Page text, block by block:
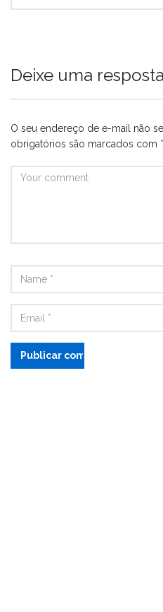
Deixe uma resposta
O seu endereço de e-mail não
obrigatórios são marcados com *